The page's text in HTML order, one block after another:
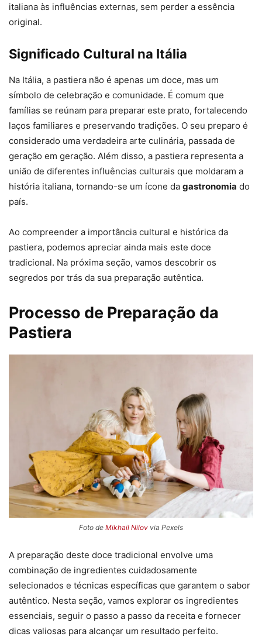
italiana às influências externas, sem perder a essência
original.
Significado Cultural na Itália
Na Itália, a pastiera não é apenas um doce, mas um
símbolo de celebração e comunidade. É comum que
famílias se reúnam para preparar este prato, fortalecendo
laços familiares e preservando tradições. O seu preparo é
considerado uma verdadeira arte culinária, passada de
geração em geração. Além disso, a pastiera representa a
união de diferentes influências culturais que moldaram a
história italiana, tornando-se um ícone da gastronomia do
país.
Ao compreender a importância cultural e histórica da
pastiera, podemos apreciar ainda mais este doce
tradicional. Na próxima seção, vamos descobrir os
segredos por trás da sua preparação autêntica.
Processo de Preparação da
Pastiera
Foto de Mikhail Nilov via Pexels
A preparação deste doce tradicional envolve uma
combinação de ingredientes cuidadosamente
selecionados e técnicas específicas que garantem o sabor
autêntico. Nesta seção, vamos explorar os ingredientes
essenciais, seguir o passo a passo da receita e fornecer
dicas valiosas para alcançar um resultado perfeito.